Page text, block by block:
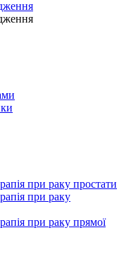
при раку простати
при раку
при раку прямої